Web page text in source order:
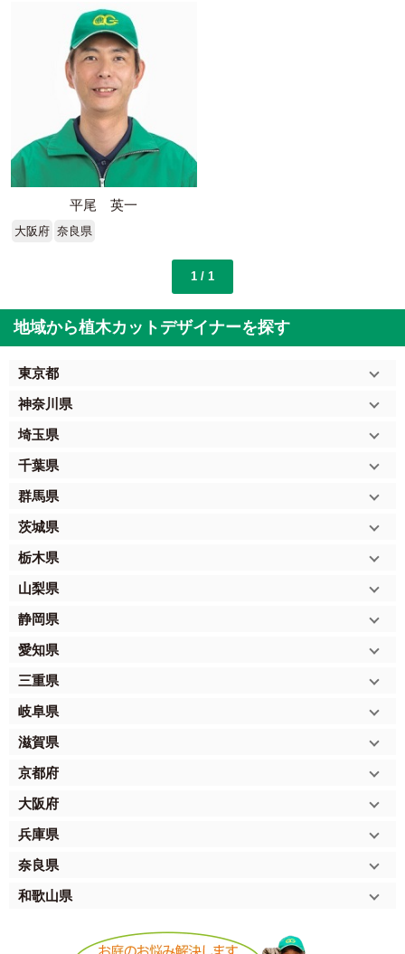
平尾 英一
大阪府 奈良県
1 / 1
地域から植木カットデザイナーを探す
東京都
神奈川県
埼玉県
千葉県
群馬県
茨城県
栃木県
山梨県
静岡県
愛知県
三重県
岐阜県
滋賀県
京都府
大阪府
兵庫県
奈良県
和歌山県